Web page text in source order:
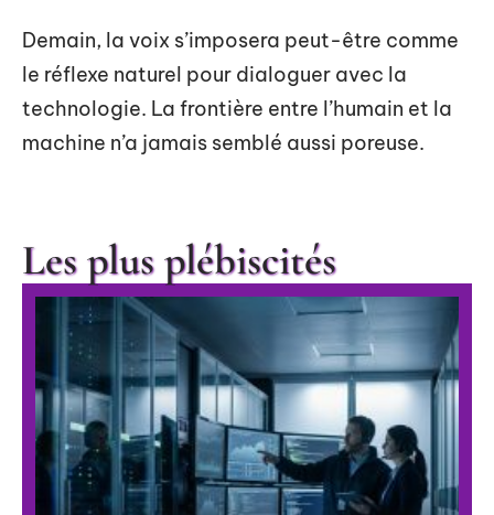
Demain, la voix s’imposera peut-être comme
le réflexe naturel pour dialoguer avec la
technologie. La frontière entre l’humain et la
machine n’a jamais semblé aussi poreuse.
Les plus plébiscités